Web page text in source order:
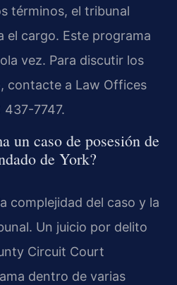
términos, el tribunal
el cargo. Este programa
vez. Para discutir los
contacte a Law Offices
437-7747.
un caso de posesión de
de York?
complejidad del caso y la
Un juicio por delito
Circuit Court
dentro de varias